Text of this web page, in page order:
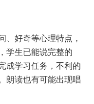
好奇等心理特点，
学生已能说完整的
成学习任务，不利的
朗读也有可能出现唱